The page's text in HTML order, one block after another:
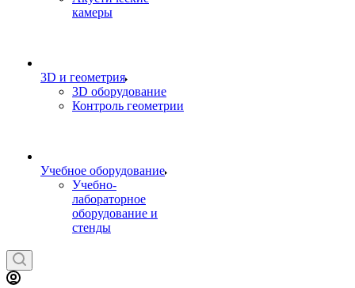
камеры
3D и геометрия
3D оборудование
Контроль геометрии
Учебное оборудование
Учебно-
лабораторное
оборудование и
стенды